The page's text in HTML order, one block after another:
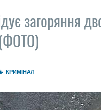
загоряння
КРИМІНАЛ